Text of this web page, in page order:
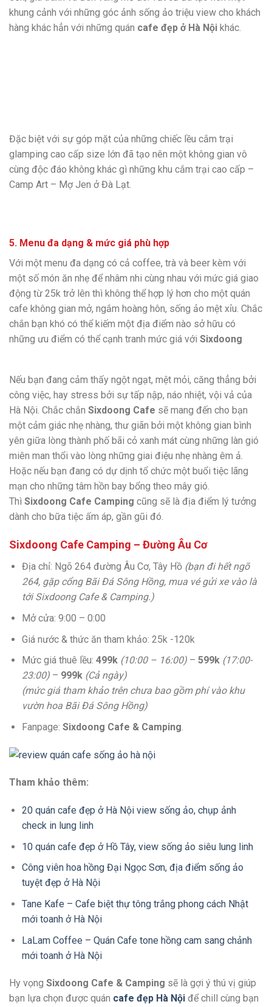
khung cảnh với những góc ảnh sống ảo triệu view cho khách
hàng khác hẳn với những quán cafe đẹp ở Hà Nội khác.
Đặc biệt với sự góp mặt của những chiếc lều cắm trại
glamping cao cấp size lớn đã tạo nên một không gian vô
cùng độc đáo không khác gì những khu cắm trại cao cấp –
Camp Art – Mợ Jen ở Đà Lạt.
5. Menu đa dạng & mức giá phù hợp
Với một menu đa dạng có cả coffee, trà và beer kèm với
một số món ăn nhẹ để nhâm nhi cùng nhau với mức giá giao
động từ 25k trở lên thì không thể hợp lý hơn cho một quán
cafe không gian mở, ngắm hoàng hôn, sống ảo mệt xỉu. Chắc
chắn bạn khó có thể kiếm một địa điểm nào sở hữu có
những ưu điểm có thể cạnh tranh mức giá với Sixdoong
Nếu bạn đang cảm thấy ngột ngạt, mệt mỏi, căng thẳng bởi
công việc, hay stress bởi sự tấp nập, náo nhiệt, vội vả của
Hà Nội. Chắc chắn Sixdoong Cafe sẽ mang đến cho bạn
một cảm giác nhẹ nhàng, thư giãn bởi một không gian bình
yên giữa lòng thành phố bãi cỏ xanh mát cùng những làn gió
miên man thổi vào lòng những giai điệu nhẹ nhàng êm ả.
Hoặc nếu bạn đang có dự dịnh tổ chức một buổi tiệc lãng
mạn cho những tâm hồn bay bổng theo mây gió.
Thì Sixdoong Cafe Camping cũng sẽ là địa điểm lý tưởng
dành cho bữa tiệc ấm áp, gần gũi đó.
Sixdoong Cafe Camping – Đường Âu Cơ
Địa chỉ: Ngõ 264 đường Âu Cơ, Tây Hồ (bạn đi hết ngõ
264, gặp cổng Bãi Đá Sông Hồng, mua vé gửi xe vào là
tới Sixdoong Cafe & Camping.)
Mở cửa: 9:00 – 0:00
Giá nước & thức ăn tham khảo: 25k -120k
Mức giá thuê lều: 499k (10:00 – 16:00)– 599k (17:00-
23:00)– 999k (Cả ngày)
(mức giá tham khảo trên chưa bao gồm phí vào khu
vườn hoa Bãi Đá Sông Hồng)
Fanpage: Sixdoong Cafe & Camping.
Tham khảo thêm:
20 quán cafe đẹp ở Hà Nội view sống ảo, chụp ảnh
check in lung linh
10 quán cafe đẹp ở Hồ Tây, view sống ảo siêu lung linh
Công viên hoa hồng Đại Ngọc Sơn, địa điểm sống ảo
tuyệt đẹp ở Hà Nội
Tane Kafe – Cafe biệt thự tông trắng phong cách Nhật
mới toanh ở Hà Nội
LaLam Coffee – Quán Cafe tone hồng cam sang chảnh
mới toanh ở Hà Nội
Hy vọng Sixdoong Cafe & Camping sẽ là gợi ý thú vị giúp
bạn lựa chọn được quán cafe đẹp Hà Nội để chill cùng bạn